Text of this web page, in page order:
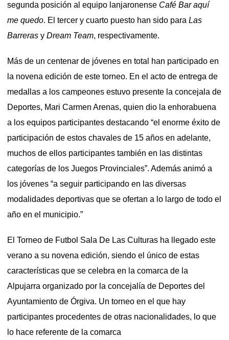
segunda posición al equipo lanjaronense Café Bar aquí
me quedo. El tercer y cuarto puesto han sido para Las
Barreras y Dream Team, respectivamente.
Más de un centenar de jóvenes en total han participado en
la novena edición de este torneo. En el acto de entrega de
medallas a los campeones estuvo presente la concejala de
Deportes, Mari Carmen Arenas, quien dio la enhorabuena
a los equipos participantes destacando “el enorme éxito de
participación de estos chavales de 15 años en adelante,
muchos de ellos participantes también en las distintas
categorías de los Juegos Provinciales”. Además animó a
los jóvenes “a seguir participando en las diversas
modalidades deportivas que se ofertan a lo largo de todo el
año en el municipio.”
El Torneo de Futbol Sala De Las Culturas ha llegado este
verano a su novena edición, siendo el único de estas
características que se celebra en la comarca de la
Alpujarra organizado por la concejalía de Deportes del
Ayuntamiento de Órgiva. Un torneo en el que hay
participantes procedentes de otras nacionalidades, lo que
lo hace referente de la comarca